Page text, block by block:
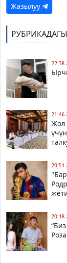
Жазылуу
22:38
21:46
Жол
20:51
20:18